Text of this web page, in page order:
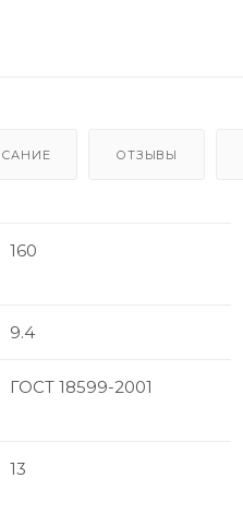
ОТЗЫВЫ
160
9.4
ГОСТ 18599-2001
13